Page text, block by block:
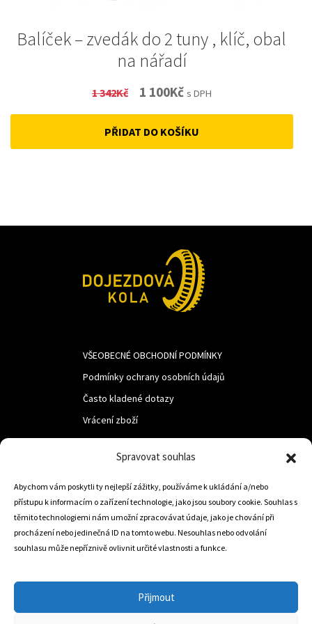
Spravovat souhlas
Abychom vám poskytli ty nejlepší zážitky, používáme k ukládání a/nebo
přístupu k informacím o zařízení technologie, jako jsou soubory cookie. Souhlas s
těmito technologiemi nám umožní zpracovávat údaje, jako je chování při
procházení nebo jedinečná ID na tomto webu. Nesouhlas nebo odvolání
souhlasu může nepříznivě ovlivnit určité vlastnosti a funkce.
Přijmout
Balíček – zvedák do 2 tuny , klíč, obal
na nářadí
1 342Kč
Original
price
was:
1 100KčCurrent
price
is:
s DPH
PŘIDAT DO KOŠÍKU
VŠEOBECNÉ OBCHODNÍ PODMÍNKY
Podmínky ochrany osobních údajů
Často kladené dotazy
Vrácení zboží
LUF s.r.o.
Nám. M.R.Štefanika 518,
Trstená 02801
info@dojezdovakola.com